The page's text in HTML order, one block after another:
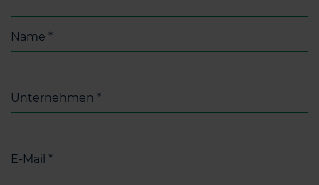
Name *
Unternehmen *
E-Mail *